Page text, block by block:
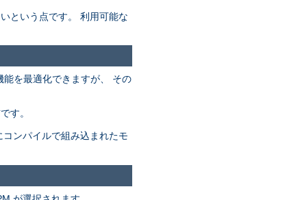
という点です。 利用可能な
を最適化できますが、 その
す。
ンパイルで組み込まれたモ